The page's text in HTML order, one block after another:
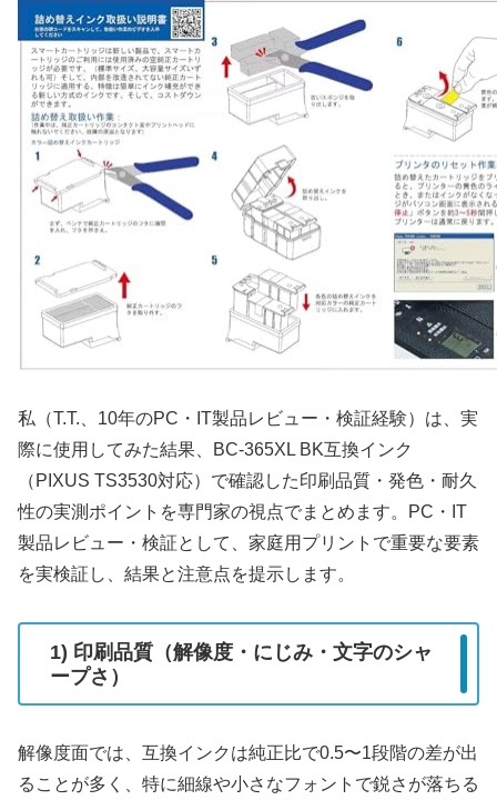
私（T.T.、10年のPC・IT製品レビュー・検証経験）は、実
際に使用してみた結果、BC-365XL BK互換インク
（PIXUS TS3530対応）で確認した印刷品質・発色・耐久
性の実測ポイントを専門家の視点でまとめます。PC・IT
製品レビュー・検証として、家庭用プリントで重要な要素
を実検証し、結果と注意点を提示します。
1) 印刷品質（解像度・にじみ・文字のシャ
ープさ）
解像度面では、互換インクは純正比で0.5〜1段階の差が出
ることが多く、特に細線や小さなフォントで鋭さが落ちる